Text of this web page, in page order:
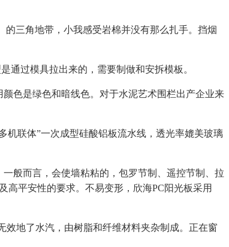
三角地带，小我感受岩棉并没有那么扎手。挡烟
过模具拉出来的，需要制做和安拆模板。
色是绿色和暗线色。对于水泥艺术围栏出产企业来
联体”一次成型硅酸铝板流水线，透光率媲美玻璃
般而言，会使墙粘粘的，包罗节制、遥控节制、拉
高平安性的要求。不易变形，欣海PC阳光板采用
地了水汽，由树脂和纤维材料夹杂制成。正在窗